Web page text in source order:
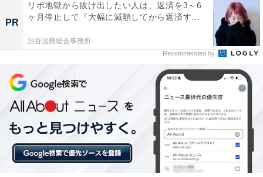
PR
リボ地獄から抜け出したい人は、返済を3～6
ヶ月停止して『大幅に減額してから返済す...
渋谷法務総合事務所
Recommended by